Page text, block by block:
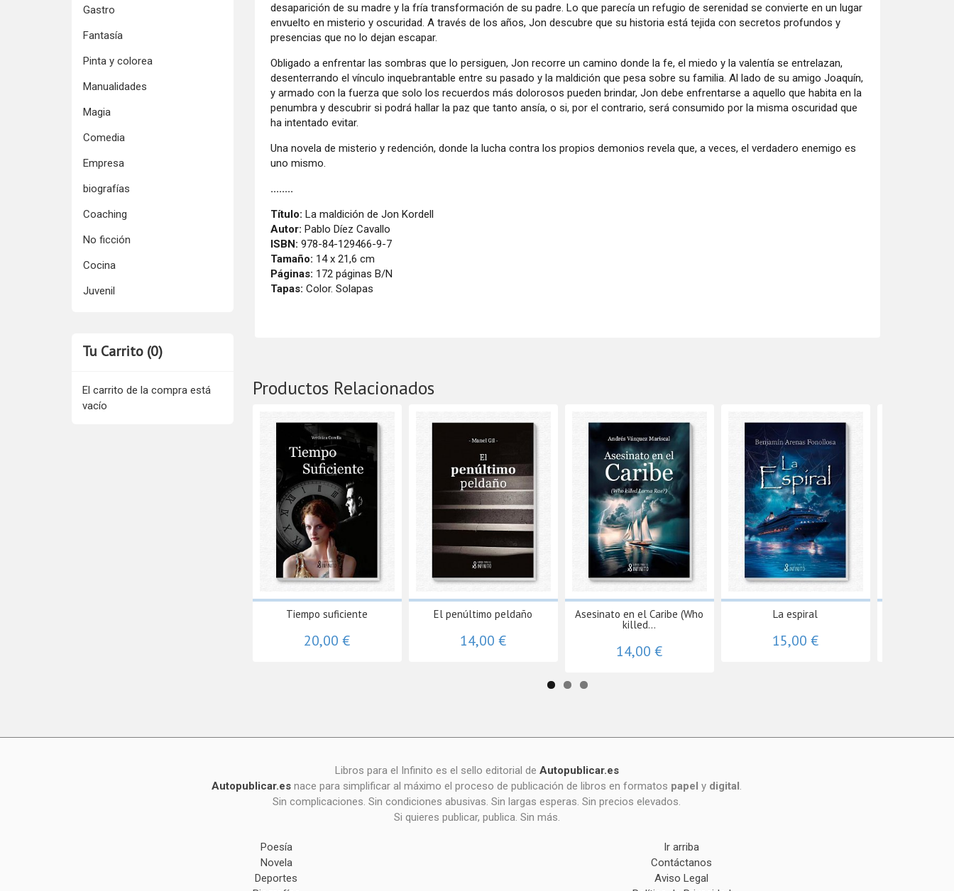
Gastro
Fantasía
Pinta y colorea
Manualidades
Magia
Comedia
Empresa
biografías
Coaching
No ficción
Cocina
Juvenil
Tu Carrito (0)
El carrito de la compra está
vacío
desaparición de su madre y la fría transformación de su padre. Lo que parecía un refugio de serenidad se convierte en un lugar
envuelto en misterio y oscuridad. A través de los años, Jon descubre que su historia está tejida con secretos profundos y
presencias que no lo dejan escapar.
Obligado a enfrentar las sombras que lo persiguen, Jon recorre un camino donde la fe, el miedo y la valentía se entrelazan,
desenterrando el vínculo inquebrantable entre su pasado y la maldición que pesa sobre su familia. Al lado de su amigo Joaquín,
y armado con la fuerza que solo los recuerdos más dolorosos pueden brindar, Jon debe enfrentarse a aquello que habita en la
penumbra y descubrir si podrá hallar la paz que tanto ansía, o si, por el contrario, será consumido por la misma oscuridad que
ha intentado evitar.
Una novela de misterio y redención, donde la lucha contra los propios demonios revela que, a veces, el verdadero enemigo es
uno mismo.
........
Título: La maldición de Jon Kordell
Autor: Pablo Díez Cavallo
ISBN: 978-84-129466-9-7
Tamaño: 14 x 21,6 cm
Páginas: 172 páginas B/N
Tapas: Color. Solapas
Productos Relacionados
Tiempo suficiente
20,00 €
El penúltimo peldaño
14,00 €
Asesinato en el Caribe (Who
killed...
14,00 €
La espiral
15,00 €
Libros para el Infinito es el sello editorial de Autopublicar.es
Autopublicar.es nace para simplificar al máximo el proceso de publicación de libros en formatos papely digital.
Sin complicaciones. Sin condiciones abusivas. Sin largas esperas. Sin precios elevados.
Si quieres publicar, publica. Sin más.
Poesía
Novela
Deportes
Ir arriba
Contáctanos
Aviso Legal